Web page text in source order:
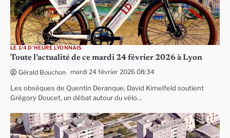
LE 1/4 D'HEURE LYONNAIS
Toute l’actualité de ce mardi 24 février 2026 à Lyon
Gérald Bouchon mardi 24 février 2026 08:34
Les obsèques de Quentin Deranque, David Kimelfeld soutient
Grégory Doucet, un débat autour du vélo…